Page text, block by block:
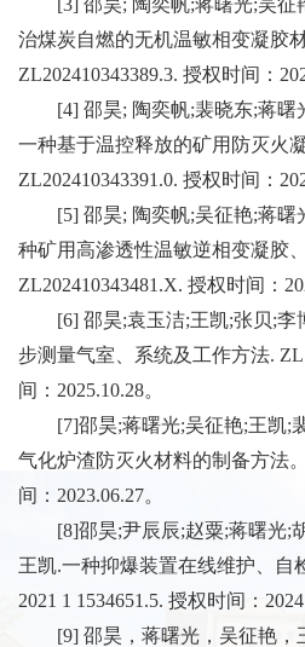
治煤炭自燃的无机温敏相变凝胶
ZL202410343389.3. 授权时间：
[4] 邵昊; 陶奕帆;裴晓东;蒋曙
一种基于温控释放的矿用防灭火
ZL202410343391.0. 授权时间：
[5] 邵昊; 陶奕帆;吴征艳;蒋曙
种矿用高渗透性温敏逆相变凝胶
ZL202410343481.X. 授权时间：
[6] 邵昊;袁玉洁;王凯;张贝;李
步测量气室、系统及工作方法. ZL
间： 2025.10.28。
[7]邵昊;蒋曙光;吴征艳;王凯;
气化炉渣防灭火材料的制备方法。
间： 2023.06.27。
[8]邵昊;尹辰辰;赵粟;蒋曙光;
王凯.一种抑爆装置在线维护、自
2021 1 1534651.5. 授权时间：
[9] 邵昊，蒋曙光，吴征艳，